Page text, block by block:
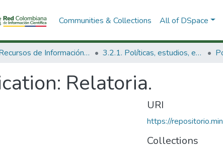
Communities & Collections All of DSpace
3. Recursos de Información Científica y Tecnológica 3.2.1. Políticas, estudios, evaluaciones e indicadores de CTeI
Relatoria.
URI
https://
Collections